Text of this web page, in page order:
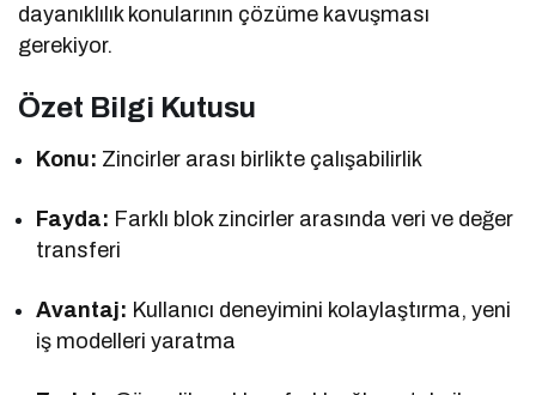
dayanıklılık konularının çözüme kavuşması
gerekiyor.
Özet Bilgi Kutusu
Konu: Zincirler arası birlikte çalışabilirlik
Fayda: Farklı blok zincirler arasında veri ve değer
transferi
Avantaj: Kullanıcı deneyimini kolaylaştırma, yeni
iş modelleri yaratma